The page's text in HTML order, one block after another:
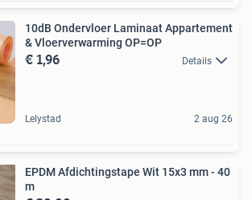
10dB Ondervloer Laminaat Appartement
& Vloerverwarming OP=OP
€ 1,96 Details
Lelystad 2 aug 26
EPDM Afdichtingstape Wit 15x3 mm - 40
m